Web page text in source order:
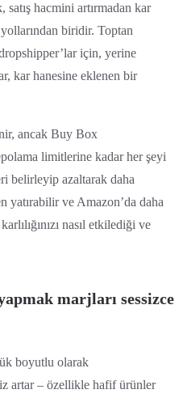
hacmini artırmadan kar
yollarından biridir. Toptan
için, yerine
kar hanesine eklenen bir
ancak Buy Box
limitlerine kadar her şeyi
belirleyip azaltarak daha
yatırabilir ve Amazon’da daha
nasıl etkilediği ve
marjları sessizce
boyutlu olarak
artar – özellikle hafif ürünler